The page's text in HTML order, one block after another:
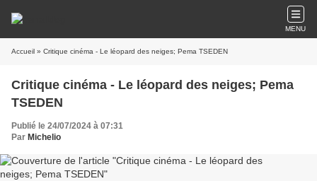
MENU
Accueil » Critique cinéma - Le léopard des neiges; Pema TSEDEN
Critique cinéma - Le léopard des neiges; Pema
TSEDEN
Publié le 24/07/2024 à 07:31
Par Michelio